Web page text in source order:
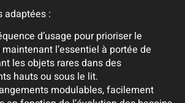
adaptées :
d’usage pour prioriser le
l’essentiel à portée de
les objets rares dans des
hauts ou sous le lit.
modulables, facilement